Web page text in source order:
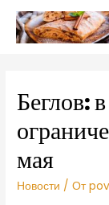
Беглов:
мая
Новости / От